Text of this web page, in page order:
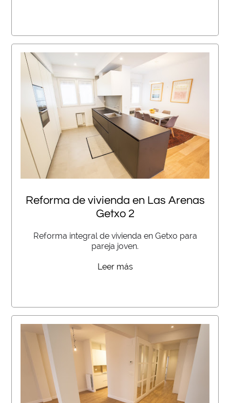
Reforma de vivienda en Las Arenas
Getxo 2
Reforma integral de vivienda en Getxo para
pareja joven.
Leer más